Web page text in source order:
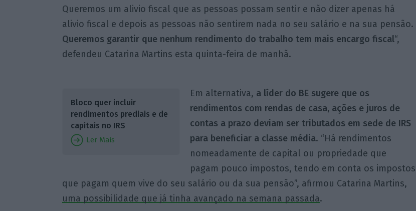
Queremos um alivio fiscal que as pessoas possam sentir e não dizer apenas há
alivio fiscal e depois as pessoas não sentirem nada no seu salário e na sua pensão.
Queremos garantir que nenhum rendimento do trabalho tem mais encargo fiscal“,
defendeu Catarina Martins esta quinta-feira de manhã.
Bloco quer incluir
rendimentos prediais e de
capitais no IRS
Ler Mais
Em alternativa, a líder do BE sugere que os
rendimentos com rendas de casa, ações e juros de
contas a prazo deviam ser tributados em sede de IRS
para beneficiar a classe média. “Há rendimentos
nomeadamente de capital ou propriedade que
pagam pouco impostos, tendo em conta os impostos
que pagam quem vive do seu salário ou da sua pensão”, afirmou Catarina Martins,
uma possibilidade que já tinha avançado na semana passada.